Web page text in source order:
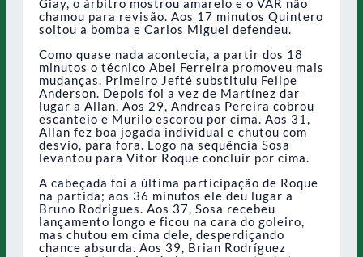
Giay, o árbitro mostrou amarelo e o VAR não
chamou para revisão. Aos 17 minutos Quintero
soltou a bomba e Carlos Miguel defendeu.
Como quase nada acontecia, a partir dos 18
minutos o técnico Abel Ferreira promoveu mais
mudanças. Primeiro Jefté substituiu Felipe
Anderson. Depois foi a vez de Martínez dar
lugar a Allan. Aos 29, Andreas Pereira cobrou
escanteio e Murilo escorou por cima. Aos 31,
Allan fez boa jogada individual e chutou com
desvio, para fora. Logo na sequência Sosa
levantou para Vitor Roque concluir por cima.
A cabeçada foi a última participação de Roque
na partida; aos 36 minutos ele deu lugar a
Bruno Rodrigues. Aos 37, Sosa recebeu
lançamento longo e ficou na cara do goleiro,
mas chutou em cima dele, desperdiçando
chance absurda. Aos 39, Brian Rodríguez